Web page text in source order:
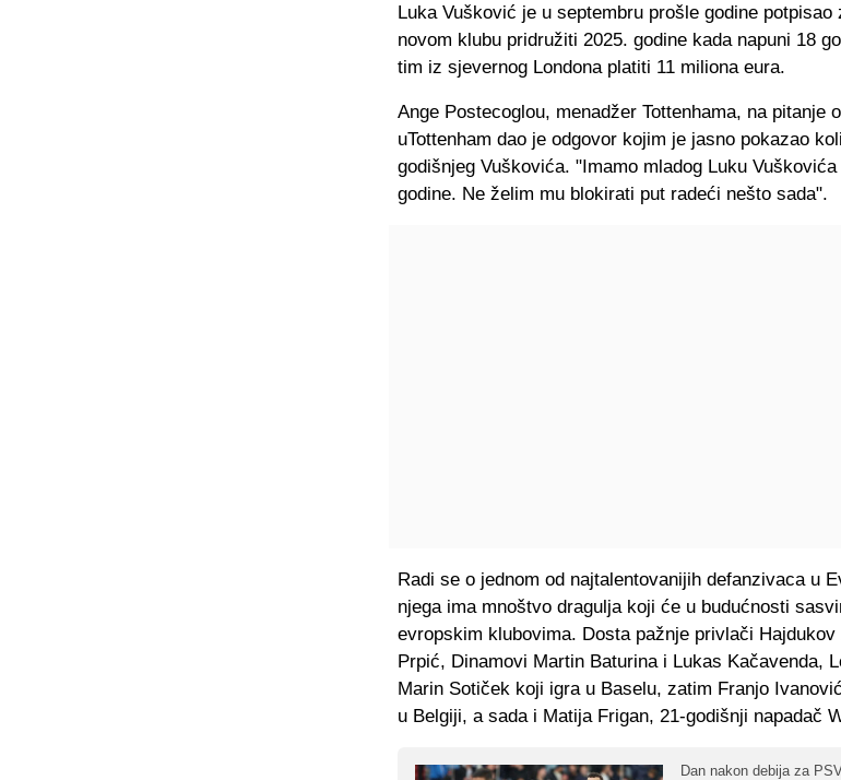
Luka Vušković je u septembru prošle godine potpisao
novom klubu pridružiti 2025. godine kada napuni 18
tim iz sjevernog Londona platiti 11 miliona eura.
Ange Postecoglou, menadžer Tottenhama, na pitanje
uTottenham dao je odgovor kojim je jasno pokazao
godišnjeg Vuškovića. "Imamo mladog Luku
godine. Ne želim mu blokirati put radeći nešto sada".
Radi se o jednom od najtalentovanijih defanzivaca u
njega ima mnoštvo dragulja koji će u budućnosti
evropskim klubovima. Dosta pažnje privlači
Prpić, Dinamovi Martin Baturina i Lukas Kačavenda,
Marin Sotiček koji igra u Baselu, zatim Franjo
u Belgiji, a sada i Matija Frigan, 21-godišnji napadač
Dan nakon debija za